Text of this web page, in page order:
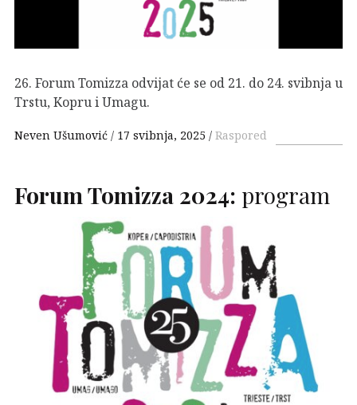
26. Forum Tomizza odvijat će se od 21. do 24. svibnja u
Trstu, Kopru i Umagu.
Neven Ušumović 17 svibnja, 2025 Raspored
Forum Tomizza 2024: program